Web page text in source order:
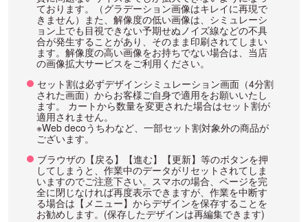
ております。（グラデーション画像はキレイに再現で
きません）また、解像度の低い画像は、シミュレーシ
ョン上でも目視できない予期せぬノイズ線などの不具
合が発生することがあり、そのまま印刷されてしまい
ます。解像度の高い画像をお持ちでない場合は、当店
の画像拡大サービスをご利用ください。
セット割は必ずデザインシミュレーション画面（4分割
された画面）からお客様ご自身で適用をお願いいたし
ます。 カートから数量を変更された場合はセット割が
適用されません。
※Web decoうちわなど、一部セット割対象外の商品が
ございます。
ブラウザの【戻る】【進む】【更新】等のボタンを押
してしまうと、作業中のデータがリセットされてしま
いますのでご注意下さい。スマホの場合、ページを完
全に閉じなければ再度表示できますが、作業を中断す
る場合は【メニュー】からデザインを保存することを
お勧めします。(保存したデザインは再編集できます)